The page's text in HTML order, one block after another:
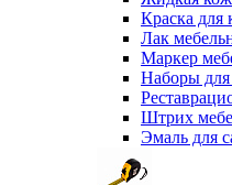
Краска для
Лак
Маркер
Наборы
Штрих
Эмаль для